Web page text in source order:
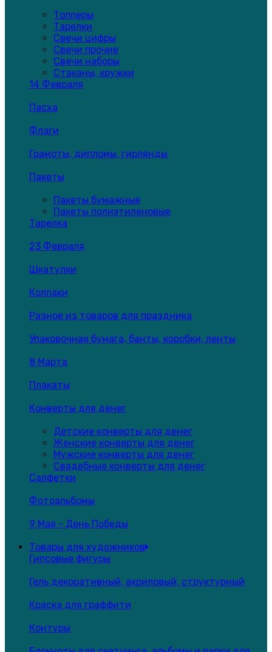
Топперы
Тарелки
Свечи цифры
Свечи прочие
Свечи наборы
Стаканы, кружки
14 Февраля
Пасха
Флаги
Грамоты, дипломы, гирлянды
Пакеты
Пакеты бумажные
Пакеты полиэтиленовые
Тарелка
23 Февраля
Шкатулки
Колпаки
Разное из товаров для праздника
Упаковочная бумага, банты, коробки, ленты
8 Марта
Плакаты
Конверты для денег
Детские конверты для денег
Женские конверты для денег
Мужские конверты для денег
Свадебные конверты для денег
Салфетки
Фотоальбомы
9 Мая - День Победы
Товары для художников
Гипсовые фигуры
Гель декоративный, акриловый, структурный
Краска для граффити
Контуры